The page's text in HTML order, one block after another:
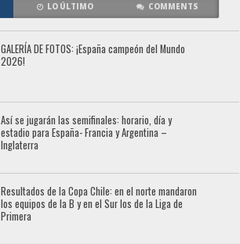
LO ÚLTIMO COMMENTS
GALERÍA DE FOTOS: ¡España campeón del Mundo
2026!
Así se jugarán las semifinales: horario, día y
estadio para España- Francia y Argentina –
Inglaterra
Resultados de la Copa Chile: en el norte mandaron
los equipos de la B y en el Sur los de la Liga de
Primera